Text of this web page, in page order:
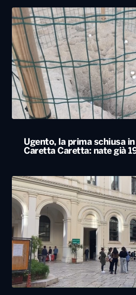
Ugento, la prima schiusa
Caretta Caretta: nate già